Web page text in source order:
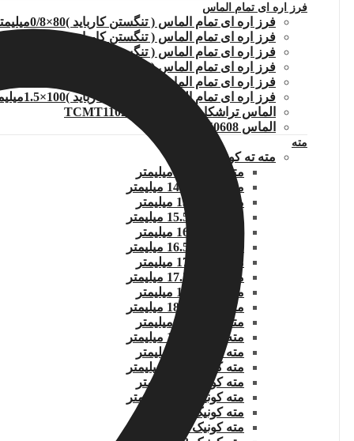
فرز اره ای تمام الماس
فرز اره ای تمام الماس ( تنگستن کارباید )80×0/8میلیمتر
فرز اره ای تمام الماس ( تنگستن کارباید )80×1 میلیمتر
فرز اره ای تمام الماس ( تنگستن کارباید )80×1.5 میلیمتر
فرز اره ای تمام الماس ( تنگستن کارباید )100×1 میلیمتر
فرز اره ای تمام الماس ( تنگستن کارباید )100×1.2میلیمتر
فرز اره ای تمام الماس ( تنگستن کارباید )100×1.5میلیمتر
الماس تراشکاری TCMT110204.WIDIA
الماس DNMG150608
مته
مته ته کونیک
مته کونیک 14 میلیمتر
مته کونیک 14.5 میلیمتر
مته کونیک 15 میلیمتر
مته کونیک 15.5 میلیمتر
مته کونیک 16.5 میلیمتر
مته کونیک 17 میلیمتر
مته کونیک 17.5 میلیمتر
مته کونیک 18 میلیمتر
مته کونیک 18.5 میلیمتر
مته کونیک 19 میلیمتر
مته کونیک 19.5 میلیمتر
مته کونیک 20 میلیمتر
مته کونیک 20.5 میلیمتر
مته کونیک 21 میلیمتر
مته کونیک 21.5 میلیمتر
مته کونیک 22 میلیمتر
مته کونیک 22.5 میلیمتر